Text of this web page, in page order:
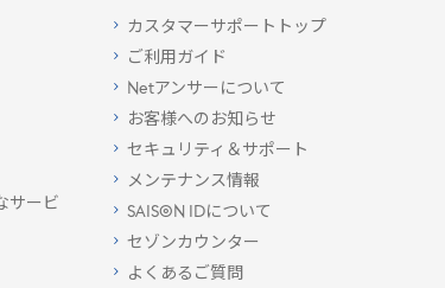
サービ
カスタマーサポートトップ
ご利用ガイド
Netアンサーについて
お客様へのお知らせ
セキュリティ＆サポート
メンテナンス情報
SAISON IDについて
セゾンカウンター
よくあるご質問